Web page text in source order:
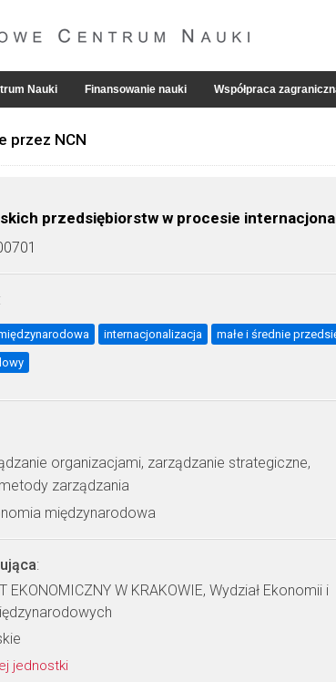
Nauki Finansowanie nauki Współpraca
przez NCN
przedsiębiorstw w procesie
:
internacjonalizacja małe i średnie
organizacjami, zarządzanie strategiczne,
zarządzania
międzynarodowa
:
EKONOMICZNY W KRAKOWIE, Wydział Ekonomii i
jednostki